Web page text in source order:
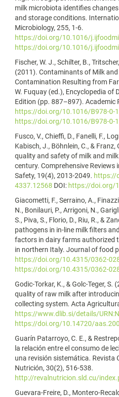
milk microbiota identifies
and storage conditions.
Microbiology, 255, 1-6.
https://doi.org/10.1016/
https://doi.org/10.1016/
Fischer, W. J., Schilter, B.,
(2011). Contaminants of Milk
Contamination Resulting from
W. Fuquay (ed.), Encyclopedia of
Edition (pp. 887–897). Academic
https://doi.org/10.1016/B978-0-
https://doi.org/10.1016/B978-0-
Fusco, V., Chieffi, D., Fanelli, F.,
Kabisch, J., Böhnlein, C., & Franz,
quality and safety of milk and
century. Comprehensive Reviews
Safety, 19(4), 2013-2049. https://
4337.12568 DOI: https://doi.org/
Giacometti, F., Serraino, A.,
N., Bonilauri, P., Arrigoni, N.,
S., Piva, S., Florio, D., Riu, R., &
pathogens in in-line milk filters
factors in dairy farms authorized
in northern Italy. Journal of food
https://doi.org/10.4315/0362-
https://doi.org/10.4315/0362-
Godic-Torkar, K., & Golc-Teger, S.
quality of raw milk after
collecting system. Acta
https://www.dlib.si/details/
https://doi.org/10.14720/
Guarín Patarroyo, C. E., &
la relación entre el consumo de
una revisión sistemática. Revista
Nutrición, 30(2), 516-538.
http://revalnutricion.sld.cu/
Guevara-Freire, D., Montero-